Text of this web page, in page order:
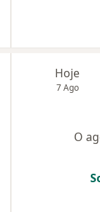
Hoje
7 Ago
O